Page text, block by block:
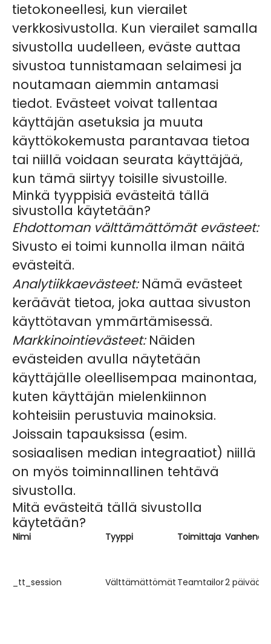
tietokoneellesi, kun vierailet
verkkosivustolla. Kun vierailet samalla
sivustolla uudelleen, eväste auttaa
sivustoa tunnistamaan selaimesi ja
noutamaan aiemmin antamasi
tiedot. Evästeet voivat tallentaa
käyttäjän asetuksia ja muuta
käyttökokemusta parantavaa tietoa
tai niillä voidaan seurata käyttäjää,
kun tämä siirtyy toisille sivustoille.
Minkä tyyppisiä evästeitä tällä
sivustolla käytetään?
Ehdottoman välttämättömät evästeet:
Sivusto ei toimi kunnolla ilman näitä
evästeitä.
Analytiikkaevästeet:Nämä evästeet
keräävät tietoa, joka auttaa sivuston
käyttötavan ymmärtämisessä.
Markkinointievästeet:Näiden
evästeiden avulla näytetään
käyttäjälle oleellisempaa mainontaa,
kuten käyttäjän mielenkiinnon
kohteisiin perustuvia mainoksia.
Joissain tapauksissa (esim.
sosiaalisen median integraatiot) niillä
on myös toiminnallinen tehtävä
sivustolla.
Mitä evästeitä tällä sivustolla
käytetään?
Nimi Tyyppi Toimittaja Vanhenee
_tt_session Välttämättömät Teamtailor2 päivää